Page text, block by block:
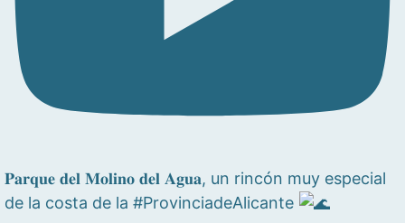
𝐏𝐚𝐫𝐪𝐮𝐞 𝐝𝐞𝐥 𝐌𝐨𝐥𝐢𝐧𝐨 𝐝𝐞𝐥 𝐀𝐠𝐮𝐚, un rincón muy especial
de la costa de la #ProvinciadeAlicante